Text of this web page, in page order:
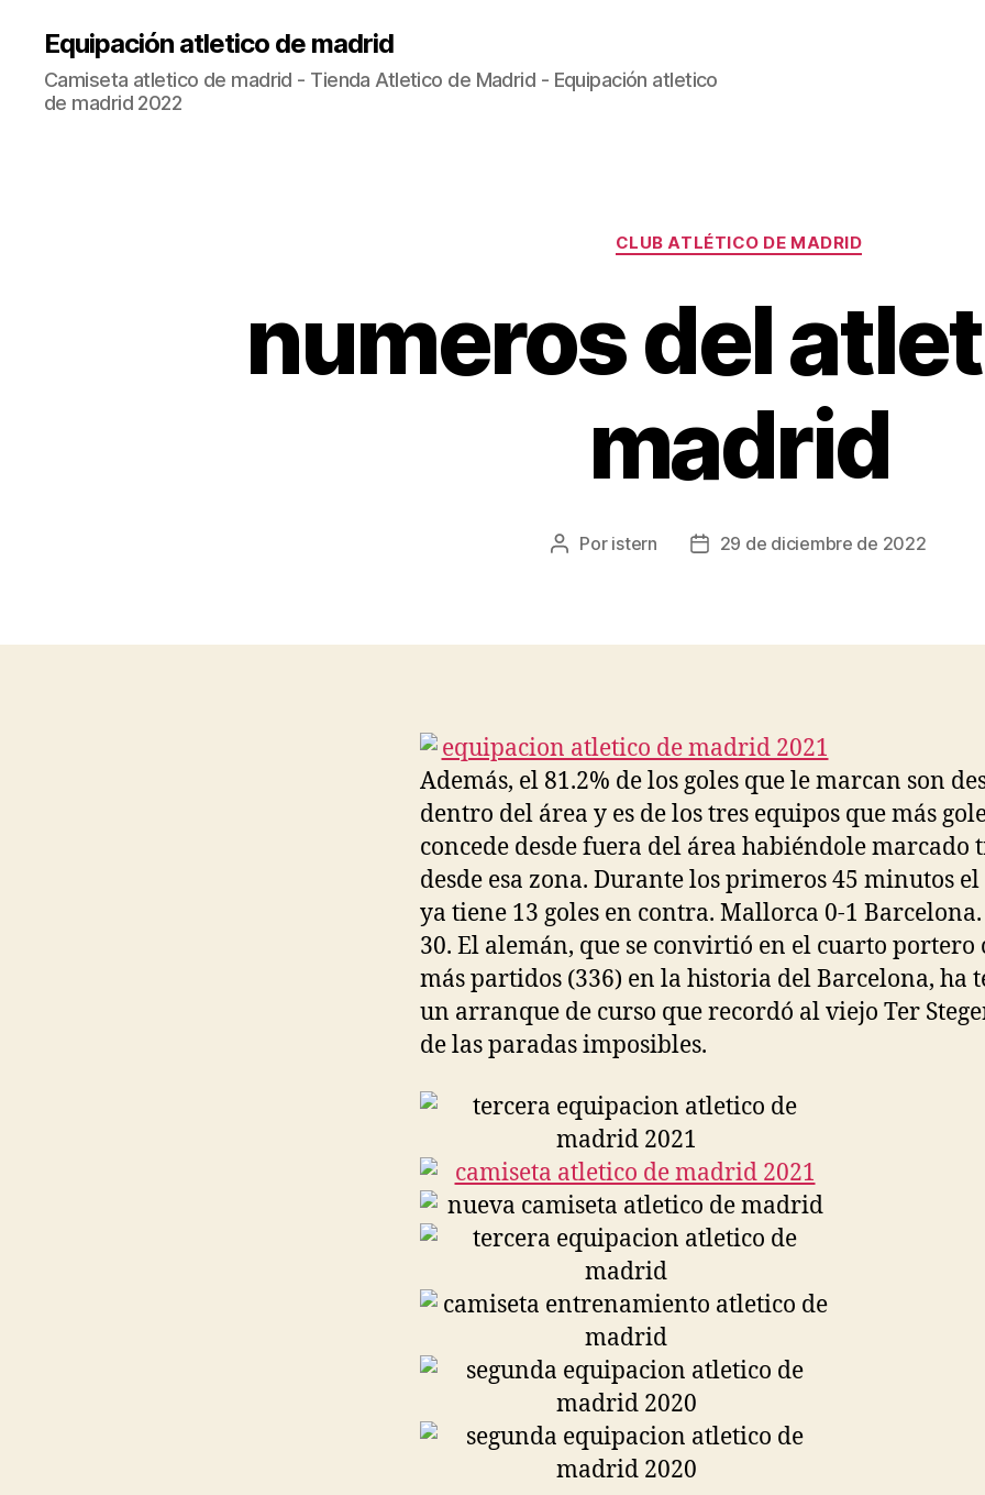
Equipación atletico de madrid
Camiseta atletico de madrid - Tienda Atletico de Madrid - Equipación atletico
de madrid 2022
Categorías
CLUB ATLÉTICO DE MADRID
numeros del
madrid
Autor
Por istern
Fecha29 de diciembre de 2022
Además, el 81.2% de los goles que le marcan son
dentro del área y es de los tres equipos que más
concede desde fuera del área habiéndole marcado
desde esa zona. Durante los primeros 45 minutos el
ya tiene 13 goles en contra. Mallorca 0-1
30. El alemán, que se convirtió en el cuarto portero
más partidos (336) en la historia del Barcelona, ha
un arranque de curso que recordó al viejo Ter
de las paradas imposibles.